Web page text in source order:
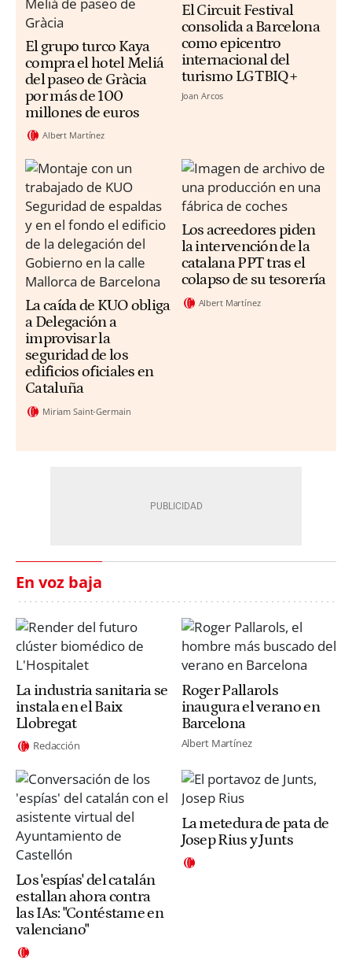
El grupo turco Kaya
compra el hotel Meliá
del paseo de Gràcia
por más de 100
millones de euros
Albert Martínez
El Circuit Festival
consolida a Barcelona
como epicentro
internacional del
turismo LGTBIQ+
Joan Arcos
La caída de KUO obliga
a Delegación a
improvisar la
seguridad de los
edificios oficiales en
Cataluña
Miriam Saint-Germain
Los acreedores piden
la intervención de la
catalana PPT tras el
colapso de su tesorería
Albert Martínez
En voz baja
La industria sanitaria se
instala en el Baix
Llobregat
Redacción
Roger Pallarols
inaugura el verano en
Barcelona
Albert Martínez
Los 'espías' del catalán
estallan ahora contra
las IAs: "Contéstame en
valenciano"
La metedura de pata de
Josep Rius y Junts